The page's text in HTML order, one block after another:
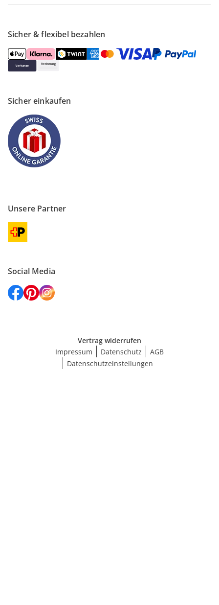
Sicher & flexibel bezahlen
Sicher einkaufen
Unsere Partner
Social Media
Vertrag widerrufen
Impressum
Datenschutz
AGB
Datenschutzeinstellungen